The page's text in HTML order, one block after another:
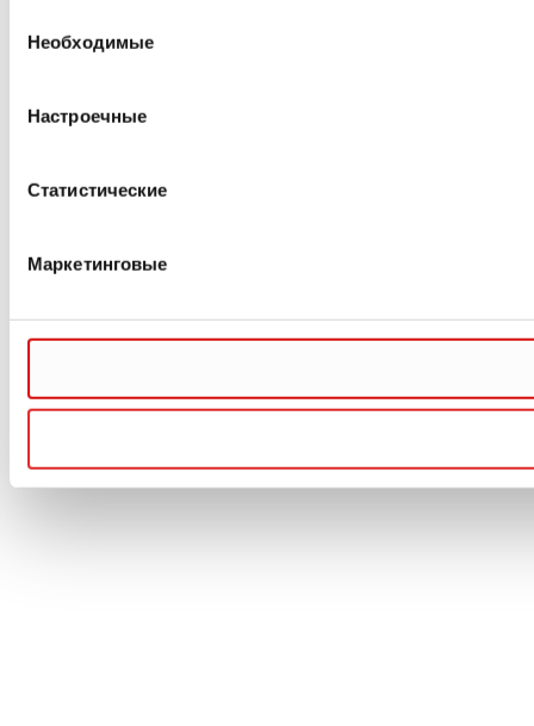
согласия
Необходимые
Настроечные
Статистические
Маркетинговые